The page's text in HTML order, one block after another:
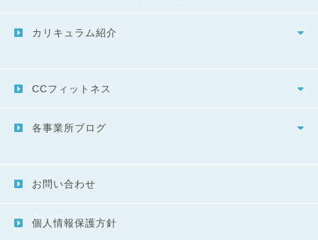
カリキュラム紹介
CCフィットネス
各事業所ブログ
お問い合わせ
個人情報保護方針